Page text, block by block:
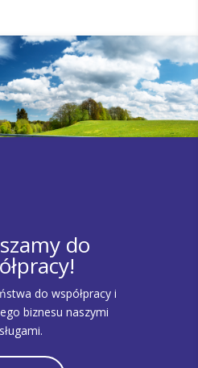
do
do współpracy i
biznesu naszymi